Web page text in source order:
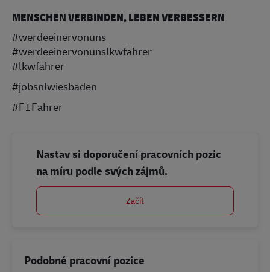
MENSCHEN VERBINDEN, LEBEN VERBESSERN
#werdeeinervonuns
#werdeeinervonunslkwfahrer
#lkwfahrer
#jobsnlwiesbaden
#F1Fahrer
Nastav si doporučení pracovních pozic
na míru podle svých zájmů.
Začít
Podobné pracovní pozice